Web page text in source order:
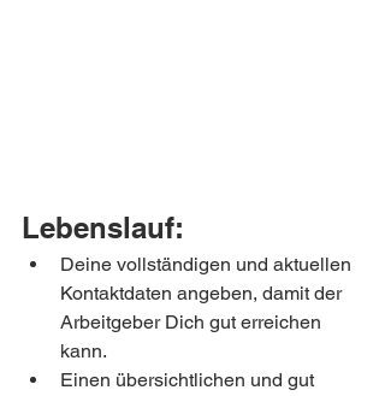
Lebenslauf:
Deine vollständigen und aktuellen
Kontaktdaten angeben, damit der
Arbeitgeber Dich gut erreichen
kann.
Einen übersichtlichen und gut